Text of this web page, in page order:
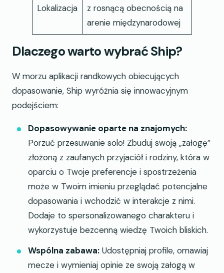
Lokalizacja
z rosnącą obecnością na
arenie międzynarodowej
Dlaczego warto wybrać Ship?
W morzu aplikacji randkowych obiecujących
dopasowanie, Ship wyróżnia się innowacyjnym
podejściem:
Dopasowywanie oparte na znajomych:
Porzuć przesuwanie solo! Zbuduj swoją „załogę”
złożoną z zaufanych przyjaciół i rodziny, która w
oparciu o Twoje preferencje i spostrzeżenia
może w Twoim imieniu przeglądać potencjalne
dopasowania i wchodzić w interakcje z nimi.
Dodaje to spersonalizowanego charakteru i
wykorzystuje bezcenną wiedzę Twoich bliskich.
Wspólna zabawa: Udostępniaj profile, omawiaj
mecze i wymieniaj opinie ze swoją załogą w